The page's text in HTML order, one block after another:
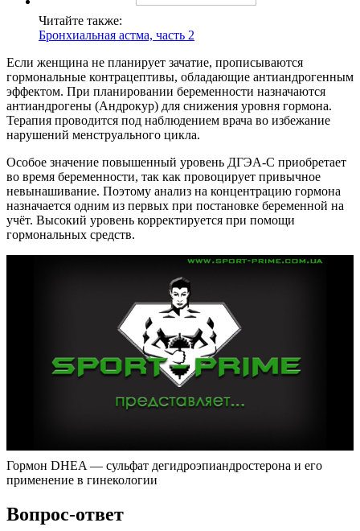
Читайте также:
Бронхиальная астма, часть 2
Если женщина не планирует зачатие, прописываются
гормональные контрацептивы, обладающие антиандрогенным
эффектом. При планировании беременности назначаются
антиандрогены (Андрокур) для снижения уровня гормона.
Терапия проводится под наблюдением врача во избежание
нарушений менструального цикла.
Особое значение повышенный уровень ДГЭА-С приобретает
во время беременности, так как провоцирует привычное
невынашивание. Поэтому анализ на концентрацию гормона
назначается одним из первых при постановке беременной на
учёт. Высокий уровень корректируется при помощи
гормональных средств.
Гормон DHEA — сульфат дегидроэпиандростерона и его
применение в гинекологии
Вопрос-ответ